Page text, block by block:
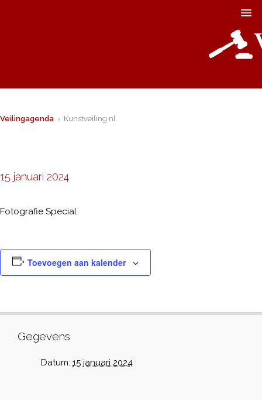
Veilingagenda › Kunstveiling.nl
15 januari 2024
Fotografie Special
Toevoegen aan kalender
Gegevens
Datum: 15 januari 2024